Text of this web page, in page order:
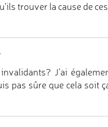
trouver la cause de
J'ai
pas sûre que cela soit